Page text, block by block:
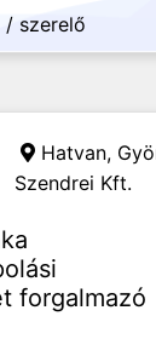
szerelő
Hatvan,
Szendrei Kft.
forgalmazó